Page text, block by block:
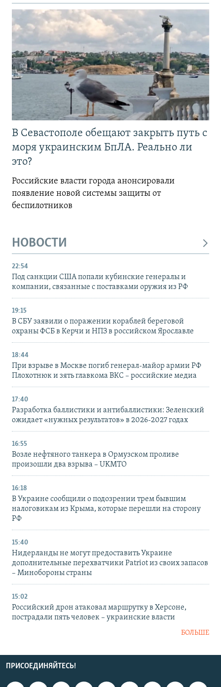
В Севастополе обещают закрыть путь с
моря украинским БпЛА. Реально ли
это?
Российские власти города анонсировали
появление новой системы защиты от
беспилотников
НОВОСТИ
22:54
Под санкции США попали кубинские генералы и
компании, связанные с поставками оружия из РФ
19:15
В СБУ заявили о поражении кораблей береговой
охраны ФСБ в Керчи и НПЗ в российском Ярославле
18:44
При взрыве в Москве погиб генерал-майор армии РФ
Плохотнюк и зять главкома ВКС – российские медиа
17:40
Разработка баллистики и антибаллистики: Зеленский
ожидает «нужных результатов» в 2026-2027 годах
16:55
Возле нефтяного танкера в Ормузском проливе
произошли два взрыва – UKMTO
16:18
В Украине сообщили о подозрении трем бывшим
налоговикам из Крыма, которые перешли на сторону
РФ
15:40
Нидерланды не могут предоставить Украине
дополнительные перехватчики Patriot из своих запасов
– Минобороны страны
15:02
Российский дрон атаковал маршрутку в Херсоне,
пострадали пять человек – украинские власти
БОЛЬШЕ
ПРИСОЕДИНЯЙТЕСЬ!